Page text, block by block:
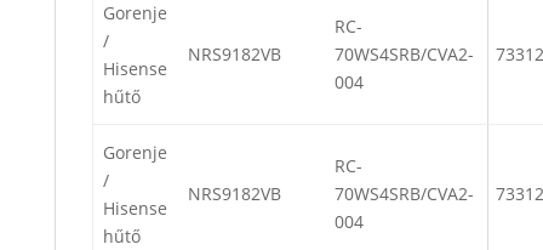
Gorenje
/
Hisense
hűtő
NRS9182VB
RC-
70WS4SRB/CVA2-
004
Gorenje
/
Hisense
hűtő
NRS9182VB
RC-
70WS4SRB/CVA2-
004